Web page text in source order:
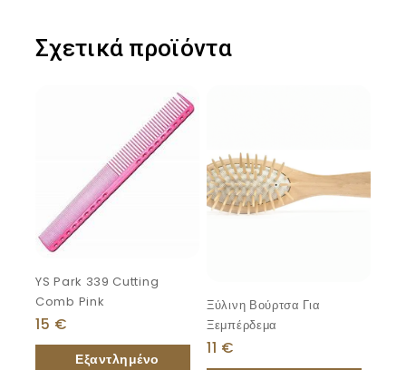
Σχετικά προϊόντα
YS Park 339 Cutting
Comb Pink
15 €
Ξύλινη Βούρτσα Για
Ξεμπέρδεμα
11 €